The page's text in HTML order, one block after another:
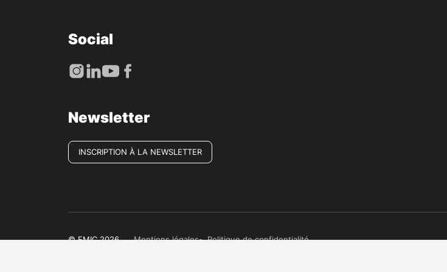
Social
Newsletter
INSCRIPTION À LA NEWSLETTER
© EMIC 2026 Mentions légales Politique de confidentialité